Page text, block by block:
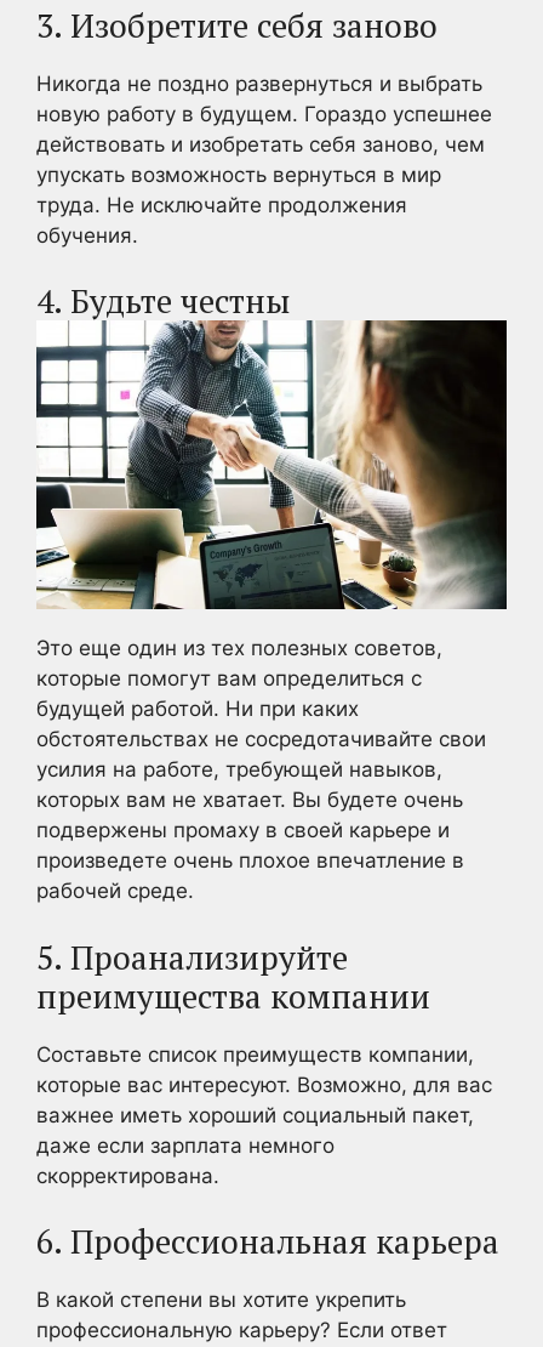
3. Изобретите себя заново
Никогда не поздно развернуться и выбрать
новую работу в будущем. Гораздо успешнее
действовать и изобретать себя заново, чем
упускать возможность вернуться в мир
труда. Не исключайте продолжения
обучения.
4. Будьте честны
Это еще один из тех полезных советов,
которые помогут вам определиться с
будущей работой. Ни при каких
обстоятельствах не сосредотачивайте свои
усилия на работе, требующей навыков,
которых вам не хватает. Вы будете очень
подвержены промаху в своей карьере и
произведете очень плохое впечатление в
рабочей среде.
5. Проанализируйте
преимущества компании
Составьте список преимуществ компании,
которые вас интересуют. Возможно, для вас
важнее иметь хороший социальный пакет,
даже если зарплата немного
скорректирована.
6. Профессиональная карьера
В какой степени вы хотите укрепить
профессиональную карьеру? Если ответ